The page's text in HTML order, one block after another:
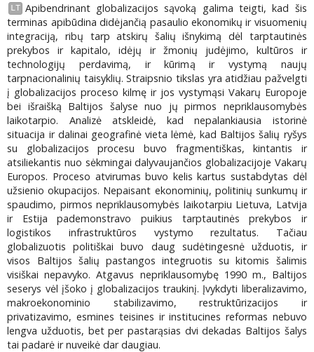
LT Apibendrinant globalizacijos sąvoką galima teigti, kad šis
terminas apibūdina didėjančią pasaulio ekonomikų ir visuomenių
integraciją, ribų tarp atskirų šalių išnykimą dėl tarptautinės
prekybos ir kapitalo, idėjų ir žmonių judėjimo, kultūros ir
technologijų perdavimą, ir kūrimą ir vystymą naujų
tarpnacionalinių taisyklių. Straipsnio tikslas yra atidžiau pažvelgti
į globalizacijos proceso kilmę ir jos vystymąsi Vakarų Europoje
bei išraišką Baltijos šalyse nuo jų pirmos nepriklausomybės
laikotarpio. Analizė atskleidė, kad nepalankiausia istorinė
situacija ir dalinai geografinė vieta lėmė, kad Baltijos šalių ryšys
su globalizacijos procesu buvo fragmentiškas, kintantis ir
atsiliekantis nuo sėkmingai dalyvaujančios globalizacijoje Vakarų
Europos. Proceso atvirumas buvo kelis kartus sustabdytas dėl
užsienio okupacijos. Nepaisant ekonominių, politinių sunkumų ir
spaudimo, pirmos nepriklausomybės laikotarpiu Lietuva, Latvija
ir Estija pademonstravo puikius tarptautinės prekybos ir
logistikos infrastruktūros vystymo rezultatus. Tačiau
globalizuotis politiškai buvo daug sudėtingesnė užduotis, ir
visos Baltijos šalių pastangos integruotis su kitomis šalimis
visiškai nepavyko. Atgavus nepriklausomybę 1990 m., Baltijos
seserys vėl įšoko į globalizacijos traukinį. Įvykdyti liberalizavimo,
makroekonominio stabilizavimo, restruktūrizacijos ir
privatizavimo, esmines teisines ir institucines reformas nebuvo
lengva užduotis, bet per pastarąsias dvi dekadas Baltijos šalys
tai padarė ir nuveikė dar daugiau.